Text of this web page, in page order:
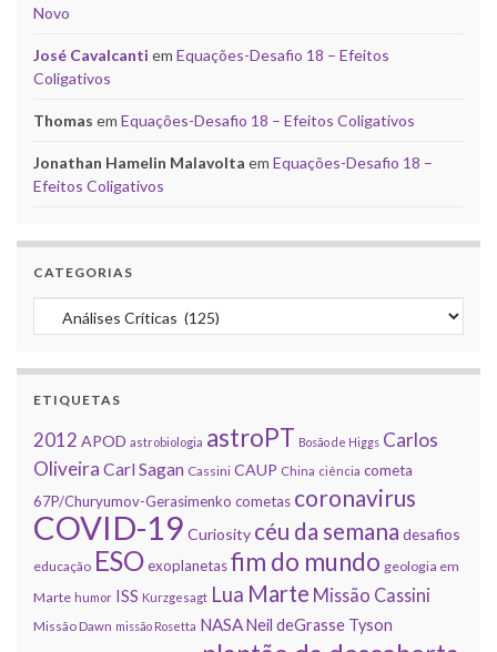
Novo
José Cavalcanti em Equações-Desafio 18 – Efeitos
Coligativos
Thomas em Equações-Desafio 18 – Efeitos Coligativos
Jonathan Hamelin Malavolta em Equações-Desafio 18 –
Efeitos Coligativos
CATEGORIAS
Categorias
ETIQUETAS
2012 APOD astrobiologia astroPT Bosão de Higgs Carlos
Oliveira Carl Sagan Cassini CAUP China ciência cometa
67P/Churyumov-Gerasimenko cometas coronavirus
COVID-19 Curiosity céu da semana desafios
educação ESOexoplanetasfim do mundo geologia em
Marte humor ISS Kurzgesagt Lua Marte Missão Cassini
Missão Dawn missão Rosetta NASANeil deGrasse Tyson